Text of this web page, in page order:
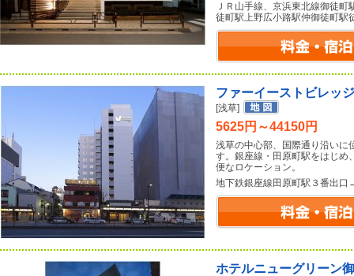
ＪＲ山手線、京浜東北線御徒
徒町駅上野広小路駅仲御徒町駅
ファーイーストビレッ
[浅草]
5625円～44150円
浅草の中心部、国際通り沿いに
す。銀座線・田原町駅をはじめ
便なロケーション。
地下鉄銀座線田原町駅３番出
ホテルニューグリーン